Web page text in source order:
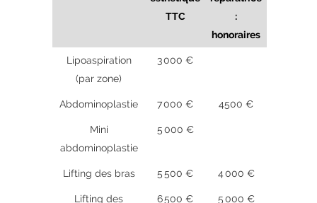
TTC
:
honoraires
Lipoaspiration
(par zone)
3 000 €
Abdominoplastie 7 000 € 4500 €
Mini
abdominoplastie
5 000 €
Lifting des bras 5 500 € 4 000 €
Lifting des
6 500 € 5 000 €